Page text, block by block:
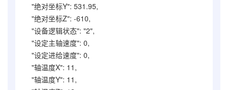
"绝对坐标Y": 531.95,
"绝对坐标Z": -610,
"设备逻辑状态": "2",
"设定主轴速度": 0,
"设定进给速度": 0,
"轴温度X": 11,
"轴温度Y": 11,